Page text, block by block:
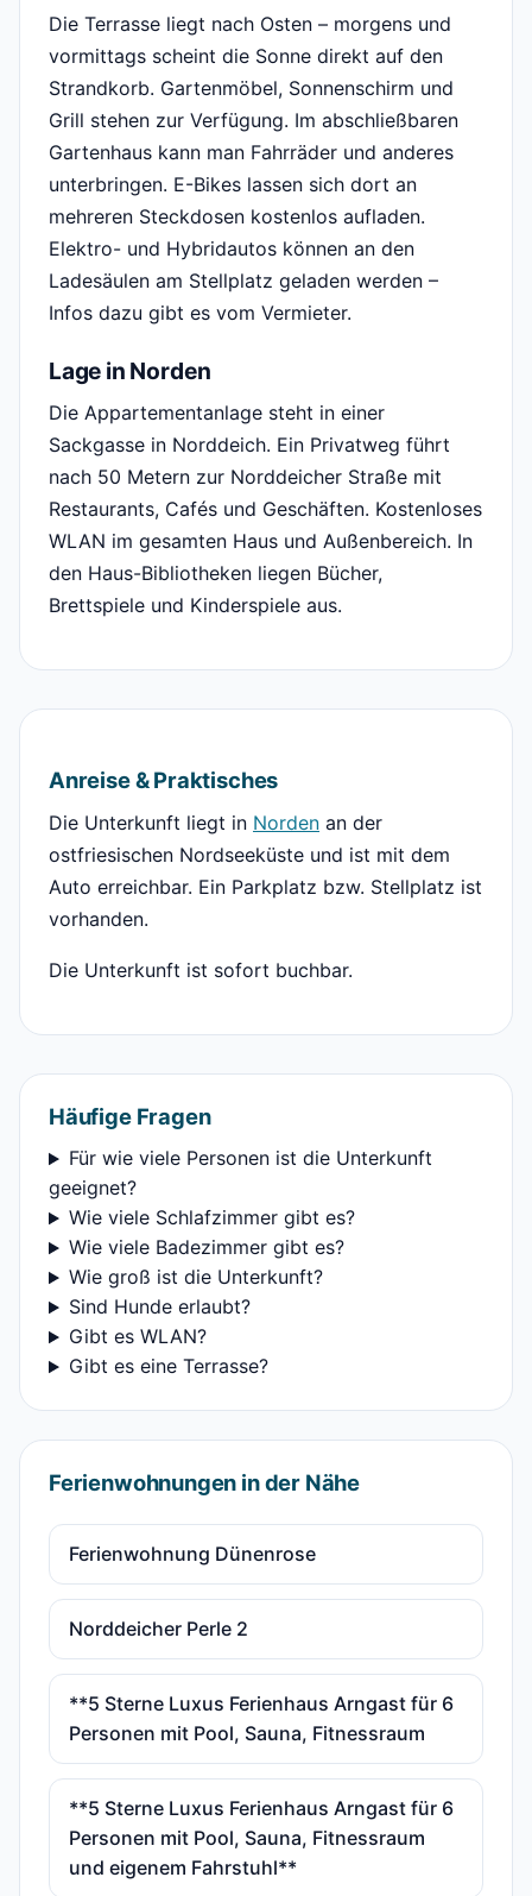
Die Terrasse liegt nach Osten – morgens und
vormittags scheint die Sonne direkt auf den
Strandkorb. Gartenmöbel, Sonnenschirm und
Grill stehen zur Verfügung. Im abschließbaren
Gartenhaus kann man Fahrräder und anderes
unterbringen. E-Bikes lassen sich dort an
mehreren Steckdosen kostenlos aufladen.
Elektro- und Hybridautos können an den
Ladesäulen am Stellplatz geladen werden –
Infos dazu gibt es vom Vermieter.
Lage in Norden
Die Appartementanlage steht in einer
Sackgasse in Norddeich. Ein Privatweg führt
nach 50 Metern zur Norddeicher Straße mit
Restaurants, Cafés und Geschäften. Kostenloses
WLAN im gesamten Haus und Außenbereich. In
den Haus-Bibliotheken liegen Bücher,
Brettspiele und Kinderspiele aus.
Anreise & Praktisches
Die Unterkunft liegt in Norden an der
ostfriesischen Nordseeküste und ist mit dem
Auto erreichbar. Ein Parkplatz bzw. Stellplatz ist
vorhanden.
Die Unterkunft ist sofort buchbar.
Häufige Fragen
Für wie viele Personen ist die Unterkunft
geeignet?
Wie viele Schlafzimmer gibt es?
Wie viele Badezimmer gibt es?
Wie groß ist die Unterkunft?
Sind Hunde erlaubt?
Gibt es WLAN?
Gibt es eine Terrasse?
Ferienwohnungen in der Nähe
Ferienwohnung Dünenrose
Norddeicher Perle 2
**5 Sterne Luxus Ferienhaus Arngast für 6
Personen mit Pool, Sauna, Fitnessraum
**5 Sterne Luxus Ferienhaus Arngast für 6
Personen mit Pool, Sauna, Fitnessraum
und eigenem Fahrstuhl**